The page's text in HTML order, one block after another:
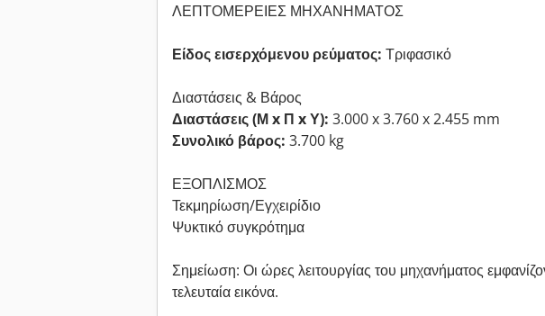
ΛΕΠΤΟΜΕΡΕΙΕΣ ΜΗΧΑΝΗΜΑΤΟΣ
Είδος εισερχόμενου ρεύματος: Τριφασικό
Διαστάσεις & Βάρος
Διαστάσεις (Μ x Π x Υ): 3.000 x 3.760 x 2.455 mm
Συνολικό βάρος: 3.700 kg
ΕΞΟΠΛΙΣΜΟΣ
Τεκμηρίωση/Εγχειρίδιο
Ψυκτικό συγκρότημα
Σημείωση: Οι ώρες λειτουργίας του μηχανήματος
τελευταία εικόνα.